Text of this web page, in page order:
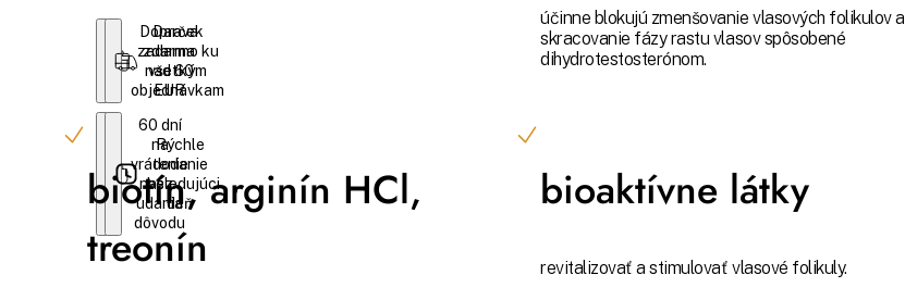
Darček
zadarmo ku
všetkým
objednávkam
Doprava
zdarma
nad 60
EUR
60 dní
na
vrátenie
bez
udania
dôvodu
Rýchle
dodanie
nasledujúci
deň
účinne blokujú zmenšovanie vlasových folikulov a
skracovanie fázy rastu vlasov spôsobené
dihydrotestosterónom.
biotín, arginín HCl,
treonín
bioaktívne látky
revitalizovať a stimulovať vlasové folikuly.